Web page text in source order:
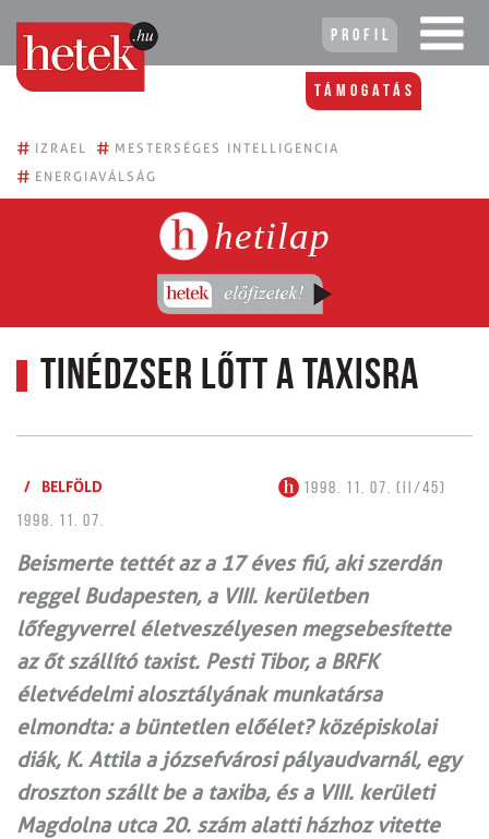
Profil
Támogatás
# IZRAEL # MESTERSÉGES INTELLIGENCIA
# ENERGIAVÁLSÁG
hetilap
Tinédzser lőtt a taxisra
/ BELFÖLD
1998. 11. 07. (II/45)
1998. 11. 07.
Beismerte tettét az a 17 éves fiú, aki szerdán
reggel Budapesten, a VIII. kerületben
lőfegyverrel életveszélyesen megsebesítette
az őt szállító taxist. Pesti Tibor, a BRFK
életvédelmi alosztályának munkatársa
elmondta: a büntetlen előélet? középiskolai
diák, K. Attila a józsefvárosi pályaudvarnál, egy
droszton szállt be a taxiba, és a VIII. kerületi
Magdolna utca 20. szám alatti házhoz vitette